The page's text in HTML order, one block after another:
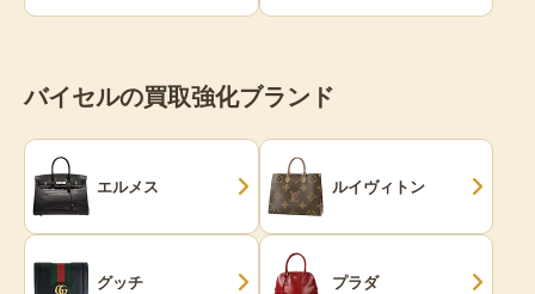
バイセルの買取強化ブランド
エルメス ルイヴィトン
グッチ プラダ